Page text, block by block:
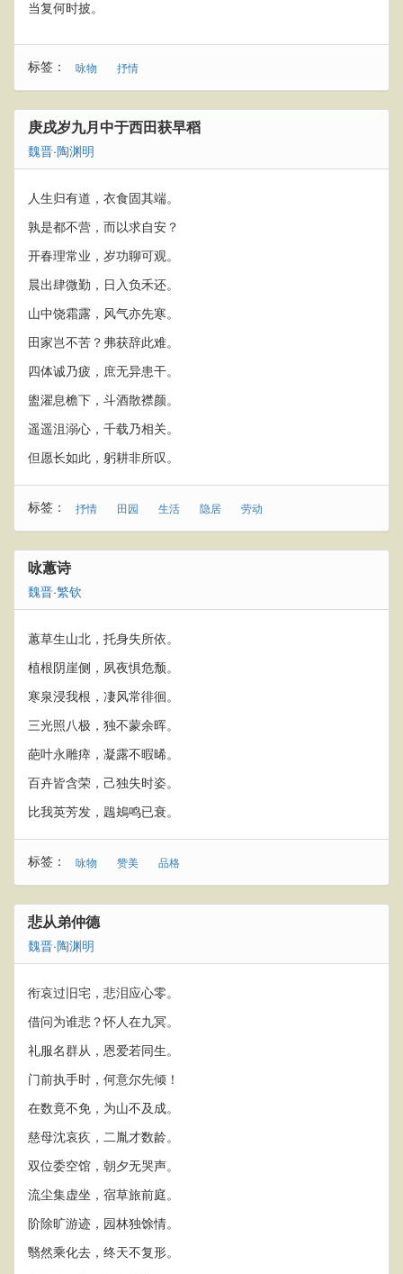
当复何时披。
标签： 咏物 抒情
庚戌岁九月中于西田获早稻
魏晋·陶渊明
人生归有道，衣食固其端。
孰是都不营，而以求自安？
开春理常业，岁功聊可观。
晨出肆微勤，日入负禾还。
山中饶霜露，风气亦先寒。
田家岂不苦？弗获辞此难。
四体诚乃疲，庶无异患干。
盥濯息檐下，斗酒散襟颜。
遥遥沮溺心，千载乃相关。
但愿长如此，躬耕非所叹。
标签： 抒情 田园 生活 隐居 劳动
咏蕙诗
魏晋·繁钦
蕙草生山北，托身失所依。
植根阴崖侧，夙夜惧危颓。
寒泉浸我根，凄风常徘徊。
三光照八极，独不蒙余晖。
葩叶永雕瘁，凝露不暇晞。
百卉皆含荣，己独失时姿。
比我英芳发，鶗鴂鸣已衰。
标签： 咏物 赞美 品格
悲从弟仲德
魏晋·陶渊明
衔哀过旧宅，悲泪应心零。
借问为谁悲？怀人在九冥。
礼服名群从，恩爱若同生。
门前执手时，何意尔先倾！
在数竟不免，为山不及成。
慈母沈哀疚，二胤才数龄。
双位委空馆，朝夕无哭声。
流尘集虚坐，宿草旅前庭。
阶除旷游迹，园林独馀情。
翳然乘化去，终天不复形。